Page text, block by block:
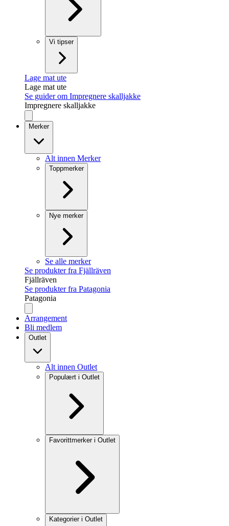
Vi tipser
Lage mat ute
Lage mat ute
Se guider om Impregnere skalljakke
Impregnere skalljakke
Merker
Alt innen Merker
Toppmerker
Nye merker
Se alle merker
Se produkter fra Fjällräven
Fjällräven
Se produkter fra Patagonia
Patagonia
Arrangement
Bli medlem
Outlet
Alt innen Outlet
Populært i Outlet
Favorittmerker i Outlet
Kategorier i Outlet